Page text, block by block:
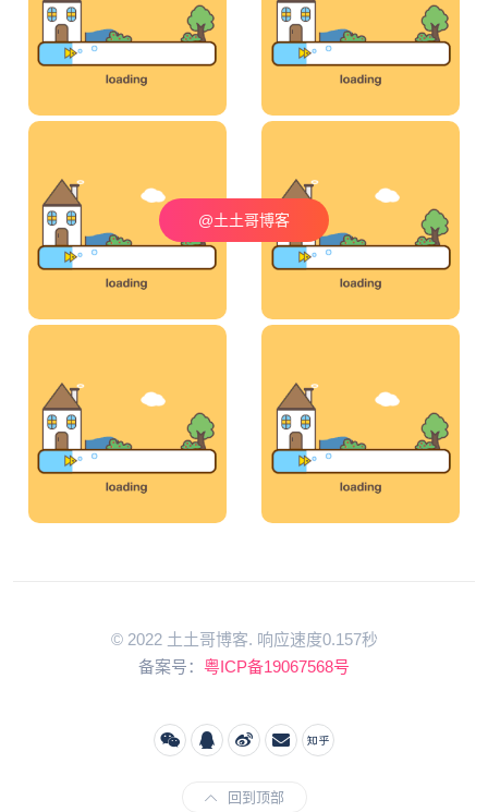
@土土哥博客
© 2022 土土哥博客. 响应速度0.157秒
备案号： 粤ICP备19067568号
回到顶部